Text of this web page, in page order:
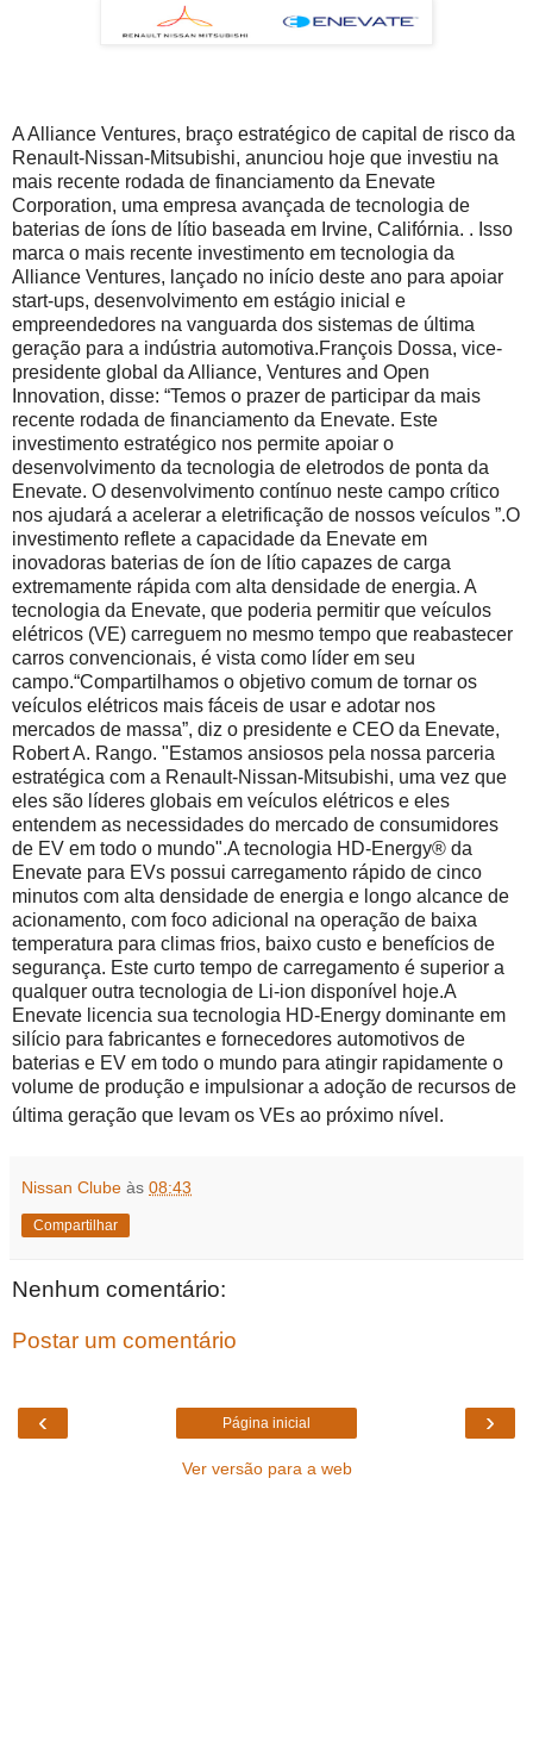
A Alliance Ventures, braço estratégico de capital de risco da
Renault-Nissan-Mitsubishi, anunciou hoje que investiu na
mais recente rodada de financiamento da Enevate
Corporation, uma empresa avançada de tecnologia de
baterias de íons de lítio baseada em Irvine, Califórnia. . Isso
marca o mais recente investimento em tecnologia da
Alliance Ventures, lançado no início deste ano para apoiar
start-ups, desenvolvimento em estágio inicial e
empreendedores na vanguarda dos sistemas de última
geração para a indústria automotiva.François Dossa, vice-
presidente global da Alliance, Ventures and Open
Innovation, disse: “Temos o prazer de participar da mais
recente rodada de financiamento da Enevate. Este
investimento estratégico nos permite apoiar o
desenvolvimento da tecnologia de eletrodos de ponta da
Enevate. O desenvolvimento contínuo neste campo crítico
nos ajudará a acelerar a eletrificação de nossos veículos ”.O
investimento reflete a capacidade da Enevate em
inovadoras baterias de íon de lítio capazes de carga
extremamente rápida com alta densidade de energia. A
tecnologia da Enevate, que poderia permitir que veículos
elétricos (VE) carreguem no mesmo tempo que reabastecer
carros convencionais, é vista como líder em seu
campo.“Compartilhamos o objetivo comum de tornar os
veículos elétricos mais fáceis de usar e adotar nos
mercados de massa”, diz o presidente e CEO da Enevate,
Robert A. Rango. "Estamos ansiosos pela nossa parceria
estratégica com a Renault-Nissan-Mitsubishi, uma vez que
eles são líderes globais em veículos elétricos e eles
entendem as necessidades do mercado de consumidores
de EV em todo o mundo".A tecnologia HD-Energy® da
Enevate para EVs possui carregamento rápido de cinco
minutos com alta densidade de energia e longo alcance de
acionamento, com foco adicional na operação de baixa
temperatura para climas frios, baixo custo e benefícios de
segurança. Este curto tempo de carregamento é superior a
qualquer outra tecnologia de Li-ion disponível hoje.A
Enevate licencia sua tecnologia HD-Energy dominante em
silício para fabricantes e fornecedores automotivos de
baterias e EV em todo o mundo para atingir rapidamente o
volume de produção e impulsionar a adoção de recursos de
última geração que levam os VEs ao próximo nível.
Nissan Clube às 08:43
Compartilhar
Nenhum comentário:
Postar um comentário
‹ ›
Página inicial
Ver versão para a web